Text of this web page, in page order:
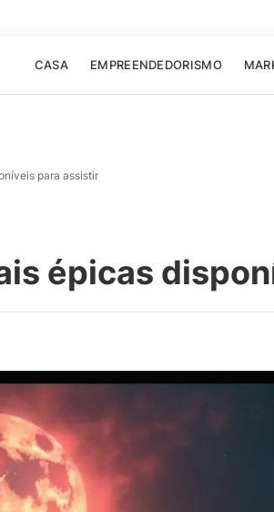
CASA EMPREENDEDORISMO
para assistir
épicas